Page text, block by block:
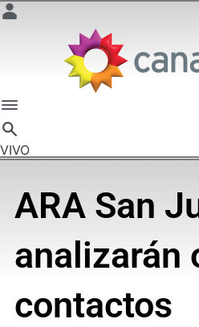
VIVO
ARA San
analizarán
contactos